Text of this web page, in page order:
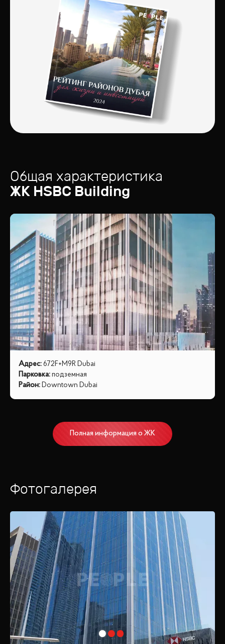
Общая характеристика
ЖК HSBC Building
Адрес: 672F+M9R Dubai
Парковка: подземная
Район: Downtown Dubai
Полная информация о ЖК
Фотогалерея